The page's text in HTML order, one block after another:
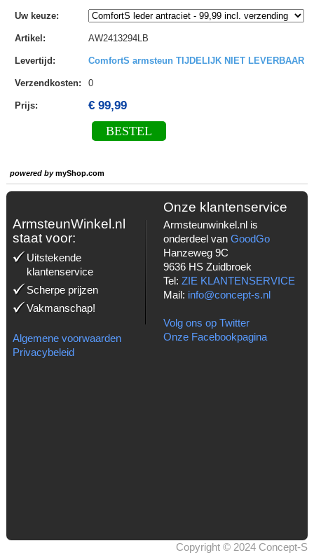
Uw keuze:
Artikel : AW2413294LB
Levertijd : ComfortS armsteun TIJDELIJK NIET LEVERBAAR
Verzendkosten: 0
Prijs: € 99,99
BESTEL
powered bymyShop.com
ArmsteunWinkel.nl
staat voor:
Uitstekende
klantenservice
Scherpe prijzen
Vakmanschap!
Algemene voorwaarden
Privacybeleid
Onze klantenservice
Armsteunwinkel.nl is
onderdeel van GoodGo
Hanzeweg 9C
9636 HS Zuidbroek
Tel: ZIE KLANTENSERVICE
Mail: info@concept-s.nl
Volg ons op Twitter
Onze Facebookpagina
Copyright © 2024 Concept-S